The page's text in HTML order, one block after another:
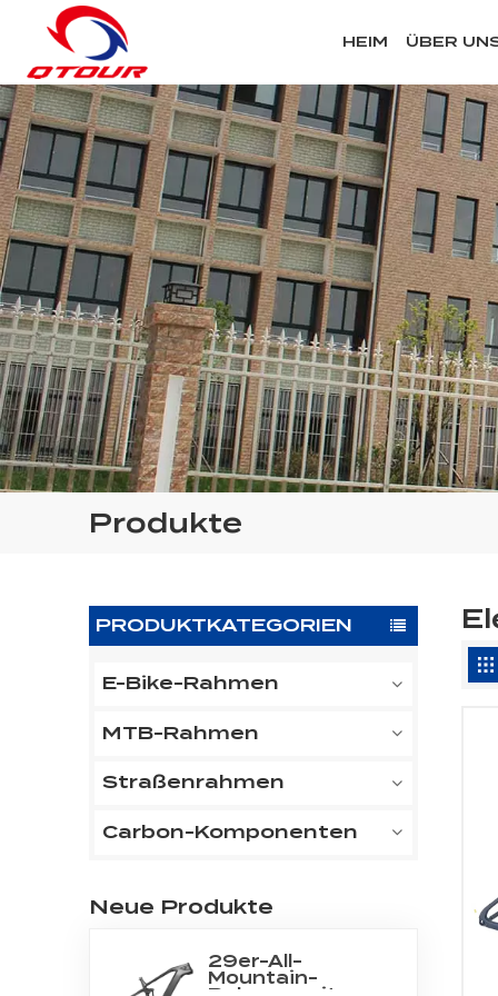
HEIM ÜBER
Produkte
PRODUKTKATEGORIEN
E-Bike-Rahmen
MTB-Rahmen
Straßenrahmen
Carbon-Komponenten
Neue Produkte
29er-All-
Mountain-